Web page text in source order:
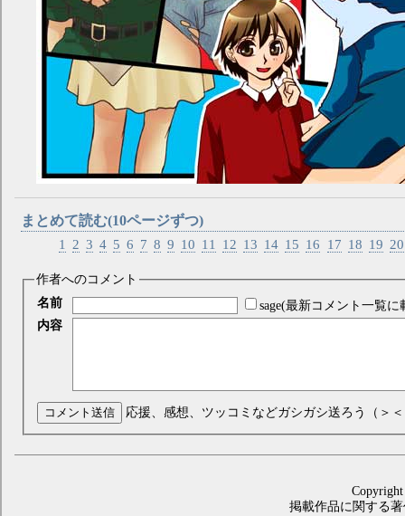
まとめて読む(10ページずつ)
1
2 3 4 5 6 7 8 9 10 11 12 13 14 15 16 17 18 19 20
作者へのコメント
名前
sage(最新コメント一覧に
内容
コメント送信 応援、感想、ツッコミなどガシガシ送ろう（＞
掲載作品に関する